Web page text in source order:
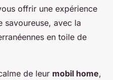
offrir une expérience
savoureuse, avec la
en toile de
de leur mobil home,